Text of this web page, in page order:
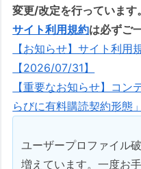
変更/改定を行っています。
サイト利用規約は必ずご
【お知らせ】サイト利用
【2026/07/31】
【重要なお知らせ】コ
らびに有料購読契約形態
ユーザープロファイル
増えています。一度お